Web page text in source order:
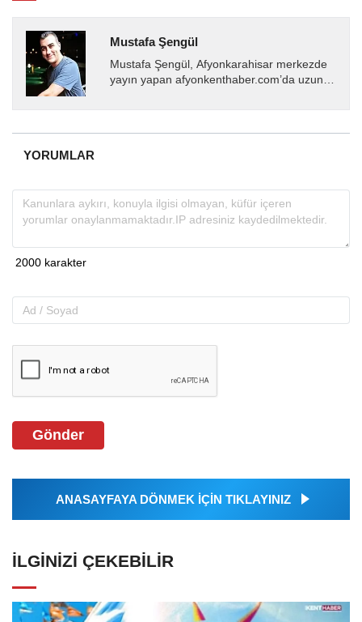
Mustafa Şengül
Mustafa Şengül, Afyonkarahisar merkezde
yayın yapan afyonkenthaber.com’da uzun
almakta, haber akışı...
YORUMLAR
Gönder
ANASAYFAYA DÖNMEK İÇİN TIKLAYINIZ
İLGINIZI ÇEKEBILIR